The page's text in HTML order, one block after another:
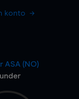
konto
ASA (NO)